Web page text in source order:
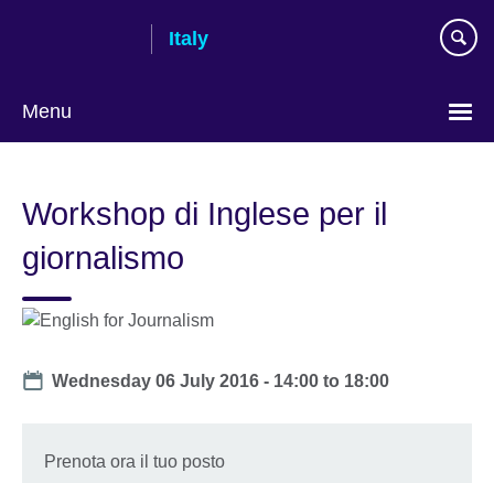
Italy
Menu
language
Workshop di Inglese per il
giornalismo
Date
Wednesday 06 July 2016 - 14:00 to 18:00
Prenota ora il tuo posto